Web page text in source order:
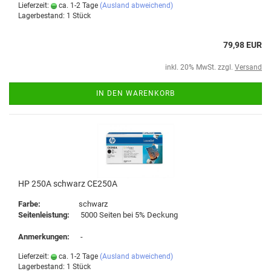
Lieferzeit: ca. 1-2 Tage (Ausland abweichend)
Lagerbestand: 1 Stück
79,98 EUR
inkl. 20% MwSt. zzgl. Versand
IN DEN WARENKORB
HP 250A schwarz CE250A
Farbe:
schwarz
Seitenleistung: 5000 Seiten bei 5% Deckung
Anmerkungen: -
Lieferzeit: ca. 1-2 Tage (Ausland abweichend)
Lagerbestand: 1 Stück